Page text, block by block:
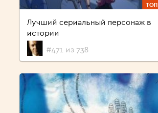
ТОП
Лучший сериальный персонаж в
истории
#471 из 738